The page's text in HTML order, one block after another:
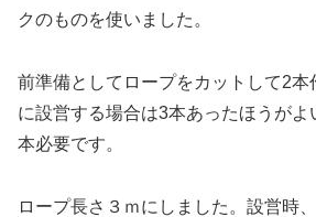
クのものを使いました。
前準備としてロープをカットして2本
に設営する場合は3本あったほうが
本必要です。
ロープ長さ３ｍにしました。設営時